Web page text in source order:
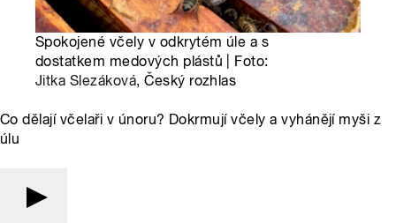
Spokojené včely v odkrytém úle a s
dostatkem medových plástů | Foto:
Jitka Slezáková, Český rozhlas
Co dělají včelaři v únoru? Dokrmují včely a vyhánějí myši z
úlu